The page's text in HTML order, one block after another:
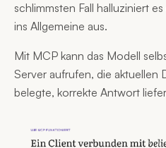
schlimmsten Fall halluziniert
ins Allgemeine aus.
Mit MCP kann das Modell
Server aufrufen, die aktuellen
belegte, korrekte Antwort